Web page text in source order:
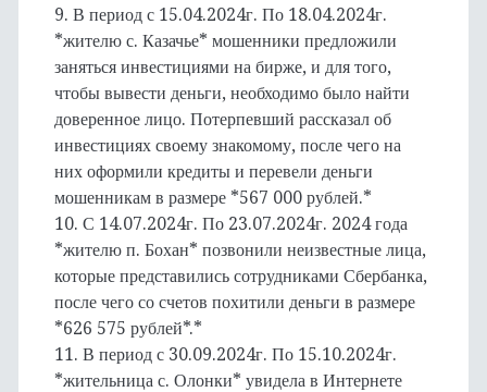
9. В период с 15.04.2024г. По 18.04.2024г.
*жителю с. Казачье* мошенники предложили
заняться инвестициями на бирже, и для того,
чтобы вывести деньги, необходимо было найти
доверенное лицо. Потерпевший рассказал об
инвестициях своему знакомому, после чего на
них оформили кредиты и перевели деньги
мошенникам в размере *567 000 рублей.*
10. С 14.07.2024г. По 23.07.2024г. 2024 года
*жителю п. Бохан* позвонили неизвестные лица,
которые представились сотрудниками Сбербанка,
после чего со счетов похитили деньги в размере
*626 575 рублей*.*
11. В период с 30.09.2024г. По 15.10.2024г.
*жительница с. Олонки* увидела в Интернете